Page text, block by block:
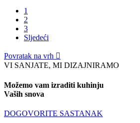
1
2
3
Sljedeći
Povratak na vrh 
VI SANJATE, MI DIZAJNIRAMO
Možemo vam izraditi kuhinju
Vaših snova
DOGOVORITE SASTANAK